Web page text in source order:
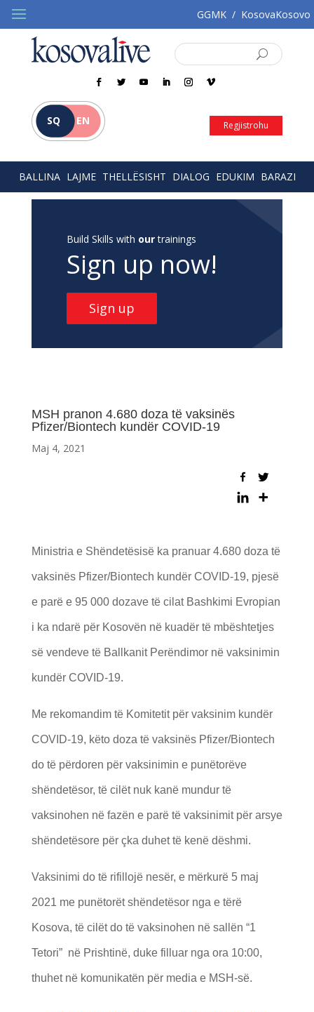
GGMK / KosovaKosovo
SQ EN Regjistrohu
BALLINA LAJME THELLËSISHT DIALOG EDUKIM BARAZI
Build Skills with ourtrainings
Sign up now!
Sign up
MSH pranon 4.680 doza të vaksinës
Pfizer/Biontech kundër COVID-19
Maj 4, 2021
Ministria e Shëndetësisë ka pranuar 4.680 doza të
vaksinës Pfizer/Biontech kundër COVID-19, pjesë
e parë e 95 000 dozave të cilat Bashkimi Evropian
i ka ndarë për Kosovën në kuadër të mbështetjes
së vendeve të Ballkanit Perëndimor në vaksinimin
kundër COVID-19.
Me rekomandim të Komitetit për vaksinim kundër
COVID-19, këto doza të vaksinës Pfizer/Biontech
do të përdoren për vaksinimin e punëtorëve
shëndetësor, të cilët nuk kanë mundur të
vaksinohen në fazën e parë të vaksinimit për arsye
shëndetësore për çka duhet të kenë dëshmi.
Vaksinimi do të rifillojë nesër, e mërkurë 5 maj
2021 me punëtorët shëndetësor nga e tërë
Kosova, të cilët do të vaksinohen në sallën “1
Tetori” në Prishtinë, duke filluar nga ora 10:00,
thuhet në komunikatën për media e MSH-së.